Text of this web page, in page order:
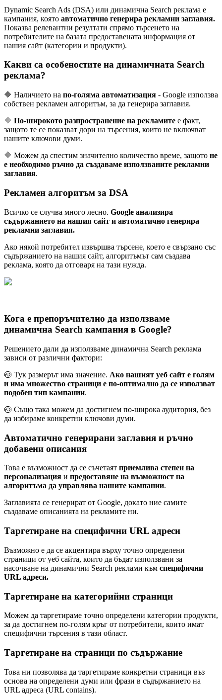
Dynamic Search Ads (DSA) или динамична Search реклама е
кампания, която автоматично генерира рекламни заглавия.
Показва релевантни резултати спрямо търсенето на
потребителите на базата предоставената информация от
нашия сайт (категории и продукти).
Какви са особеностите на динамичната Search
реклама?
🔶 Наличието на по-голяма автоматизация - Google използва
собствен рекламен алгоритъм, за да генерира заглавия.
🔶 По-широкото разпространение на рекламите е факт,
защото те се показват дори на търсения, които не включват
нашите ключови думи.
🔶 Можем да спестим значително количество време, защото не
е необходимо ръчно да създаваме използваните рекламни
заглавия.
Рекламен алгоритъм за DSA
Всичко се случва много лесно. Google анализира
съдържанието на нашия сайт и автоматично генерира
рекламни заглавия.
Ако някой потребител извършва търсене, което е свързано със
съдържанието на нашия сайт, алгоритъмът сам създава
реклама, която да отговаря на тази нужда.
Кога е препоръчително да използваме
динамична Search кампания в Google?
Решението дали да използваме динамична Search реклама
зависи от различни фактори:
🍥 Тук размерът има значение. Ако нашият уеб сайт е голям
и има множество страници е по-оптимално да се използват
подобен тип кампании.
🍥 Също така можем да достигнем по-широка аудитория, без
да избираме конкретни ключови думи.
Автоматично генерирани заглавия и ръчно
добавени описания
Това е възможност да се съчетаят приемлива степен на
персонализация и предоставяне на възможност на
алгоритъма да управлява нашите кампании.
Заглавията се генерират от Google, докато ние самите
създаваме описанията на рекламите ни.
Таргетиране на специфични URL адреси
Възможно е да се акцентира върху точно определени
страници от уеб сайта, които да бъдат използвани за
насочване на динамични Search реклами към специфични
URL адреси.
Таргетиране на категорийни страници
Можем да таргетираме точно определени категории продукти,
за да достигнем по-голям кръг от потребители, които имат
специфични търсения в тази област.
Таргетиране на страници по съдържание
Това ни позволява да таргетираме конкретни страници въз
основа на определени думи или фрази в съдържанието на
URL адреса (URL contains).